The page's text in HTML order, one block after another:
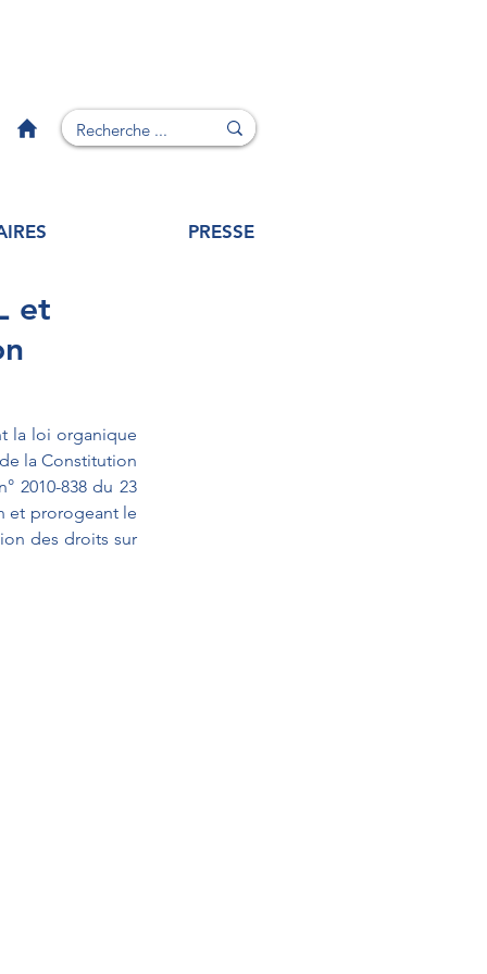
PRESSE
et
la loi organique
la Constitution
2010-838 du 23
et prorogeant le
des droits sur